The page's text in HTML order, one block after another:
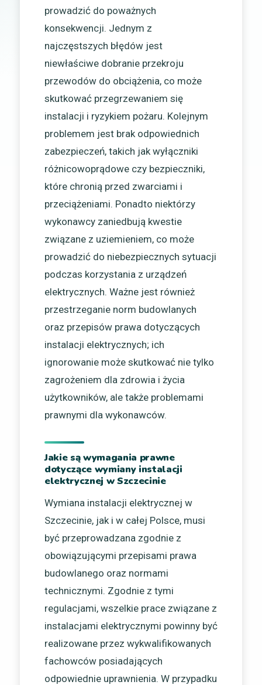
prowadzić do poważnych
konsekwencji. Jednym z
najczęstszych błędów jest
niewłaściwe dobranie przekroju
przewodów do obciążenia, co może
skutkować przegrzewaniem się
instalacji i ryzykiem pożaru. Kolejnym
problemem jest brak odpowiednich
zabezpieczeń, takich jak wyłączniki
różnicowoprądowe czy bezpieczniki,
które chronią przed zwarciami i
przeciążeniami. Ponadto niektórzy
wykonawcy zaniedbują kwestie
związane z uziemieniem, co może
prowadzić do niebezpiecznych sytuacji
podczas korzystania z urządzeń
elektrycznych. Ważne jest również
przestrzeganie norm budowlanych
oraz przepisów prawa dotyczących
instalacji elektrycznych; ich
ignorowanie może skutkować nie tylko
zagrożeniem dla zdrowia i życia
użytkowników, ale także problemami
prawnymi dla wykonawców.
Jakie są wymagania prawne
dotyczące wymiany instalacji
elektrycznej w Szczecinie
Wymiana instalacji elektrycznej w
Szczecinie, jak i w całej Polsce, musi
być przeprowadzana zgodnie z
obowiązującymi przepisami prawa
budowlanego oraz normami
technicznymi. Zgodnie z tymi
regulacjami, wszelkie prace związane z
instalacjami elektrycznymi powinny być
realizowane przez wykwalifikowanych
fachowców posiadających
odpowiednie uprawnienia. W przypadku